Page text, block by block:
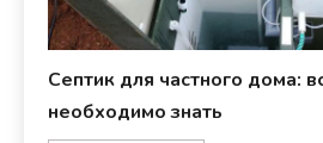
Септик для частного дома:
необходимо знать